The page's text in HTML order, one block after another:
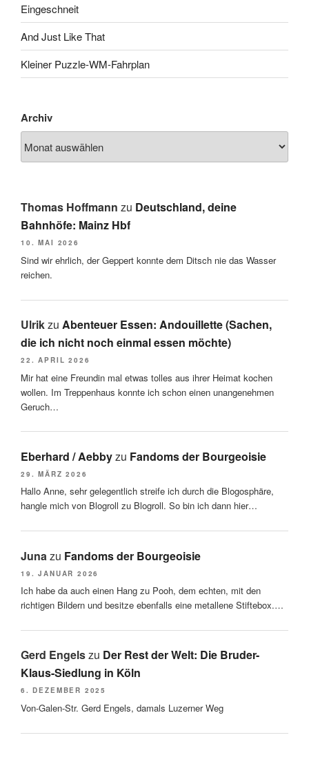
Eingeschneit
And Just Like That
Kleiner Puzzle-WM-Fahrplan
Archiv
Thomas Hoffmann zu Deutschland, deine
Bahnhöfe: Mainz Hbf
10. MAI 2026
Sind wir ehrlich, der Geppert konnte dem Ditsch nie das Wasser
reichen.
Ulrikzu Abenteuer Essen: Andouillette (Sachen,
die ich nicht noch einmal essen möchte)
22. APRIL 2026
Mir hat eine Freundin mal etwas tolles aus ihrer Heimat kochen
wollen. Im Treppenhaus konnte ich schon einen unangenehmen
Geruch…
Eberhard / Aebbyzu Fandoms der Bourgeoisie
29. MÄRZ 2026
Hallo Anne, sehr gelegentlich streife ich durch die Blogosphäre,
hangle mich von Blogroll zu Blogroll. So bin ich dann hier…
Junazu Fandoms der Bourgeoisie
19. JANUAR 2026
Ich habe da auch einen Hang zu Pooh, dem echten, mit den
richtigen Bildern und besitze ebenfalls eine metallene Stiftebox.…
Gerd Engelszu Der Rest der Welt: Die Bruder-
Klaus-Siedlung in Köln
6. DEZEMBER 2025
Von-Galen-Str. Gerd Engels, damals Luzerner Weg